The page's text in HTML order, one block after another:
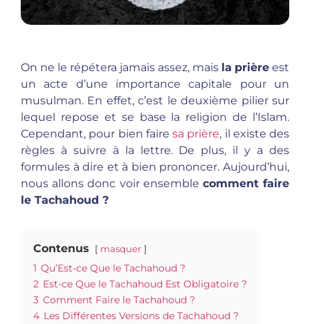
On ne le répétera jamais assez, mais la prière est
un acte d’une importance capitale pour un
musulman. En effet, c’est le deuxième pilier sur
lequel repose et se base la religion de l’Islam.
Cependant, pour bien faire sa prière, il existe des
règles à suivre à la lettre. De plus, il y a des
formules à dire et à bien prononcer. Aujourd’hui,
nous allons donc voir ensemble comment faire
le Tachahoud ?
Contenus masquer
1 Qu’Est-ce Que le Tachahoud ?
2 Est-ce Que le Tachahoud Est Obligatoire ?
3 Comment Faire le Tachahoud ?
4 Les Différentes Versions de Tachahoud ?